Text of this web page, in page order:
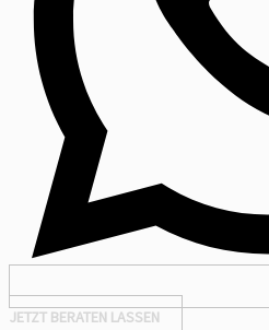
JETZT BERATEN LASSEN